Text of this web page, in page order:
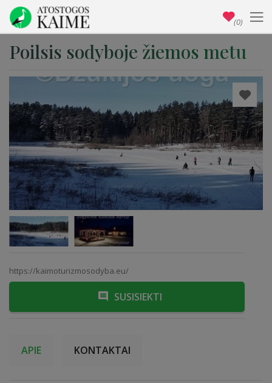
Poilsis sodyboje žiemos metu
https://kaimoturizmosodyba.eu/
SUSISIEKTI
APIE KONTAKTAI
(0)